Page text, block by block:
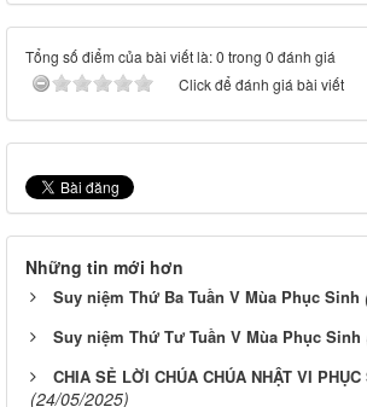
Tổng số điểm của bài viết là: 0 trong 0 đánh giá
Click để đánh giá bài viết
Những tin mới hơn
Suy niệm Thứ Ba Tuần V Mùa Phục Sinh
Suy niệm Thứ Tư Tuần V Mùa Phục Sinh
CHIA SẺ LỜI CHÚA CHÚA NHẬT VI PHỤC
(24/05/2025)